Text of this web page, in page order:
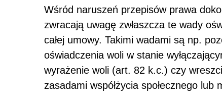
Wśród naruszeń przepisów prawa
zwracają uwagę zwłaszcza te wady
całej umowy. Takimi wadami są np.
oświadczenia woli w stanie
wyrażenie woli (art. 82 k.c.) czy
zasadami współżycia społecznego